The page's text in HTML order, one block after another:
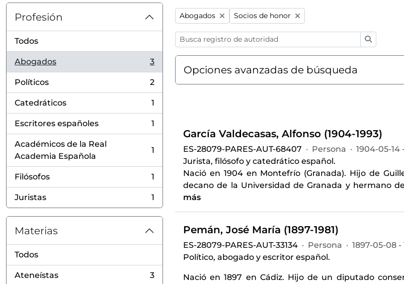
Profesión
Todos
Abogados
, 3 resultados
3
Políticos
, 2 resultados
2
Catedráticos
, 1 resultados
1
Escritores españoles
, 1 resultados
1
Académicos de la Real
Academia Española
, 1 resultados
1
Filósofos
, 1 resultados
1
Juristas
, 1 resultados
1
Materias
Todos
Ateneístas
, 3 resultados
3
Remove filter:
Abogados Remove filter:
Socios de honor
Opciones avanzadas de búsqueda
García Valdecasas, Alfonso (1904-1993)
ES-28079-PARES-AUT-68407 · Persona · 1904-05-14
Jurista, filósofo y catedrático español.
Nació en 1904 en Montefrío (Granada). Hijo de
decano de la Universidad de Granada y hermano
más
Pemán, José María (1897-1981)
ES-28079-PARES-AUT-33134 · Persona · 1897-05-08 -
Político, abogado y escritor español.
Nació en 1897 en Cádiz. Hijo de un diputado